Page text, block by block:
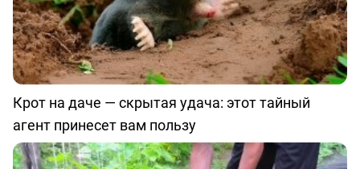
Крот на даче — скрытая удача: этот тайный
агент принесет вам пользу